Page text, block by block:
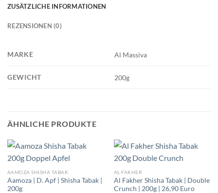
ZUSÄTZLICHE INFORMATIONEN
REZENSIONEN (0)
MARKE Al Massiva
GEWICHT 200g
ÄHNLICHE PRODUKTE
AAMOZA SHISHA TABAK
Aamoza | D. Apf | Shisha Tabak |
200g
AL FAKHER
Al Fakher Shisha Tabak | Double
Crunch | 200g | 26,90 Euro